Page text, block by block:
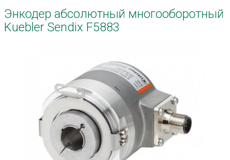
Энкодер абсолютный многооборотный
Kuebler Sendix F5883